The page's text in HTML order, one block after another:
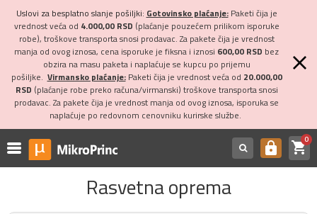
Uslovi za besplatno slanje pošiljki: Gotovinsko plaćanje:Paketi čija je
vrednost veća od 4.000,00 RSD (plaćanje pouzećem prilikom isporuke
robe), troškove transporta snosi prodavac. Za pakete čija je vrednost
manja od ovog iznosa, cena isporuke je fiksna i iznosi 600,00 RSD bez
obzira na masu paketa i naplaćuje se kupcu po prijemu
pošiljke. Virmansko plaćanje:Paketi čija je vrednost veća od 20.000,00
RSD (plaćanje robe preko računa/virmanski) troškove transporta snosi
prodavac. Za pakete čija je vrednost manja od ovog iznosa, isporuka se
naplaćuje po redovnom cenovniku kurirske službe.
https shopping_cart0
Rasvetna oprema